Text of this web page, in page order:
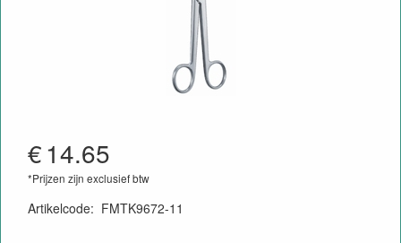
€14.65
*Prijzen zijn exclusief btw
Artikelcode: FMTK9672-11